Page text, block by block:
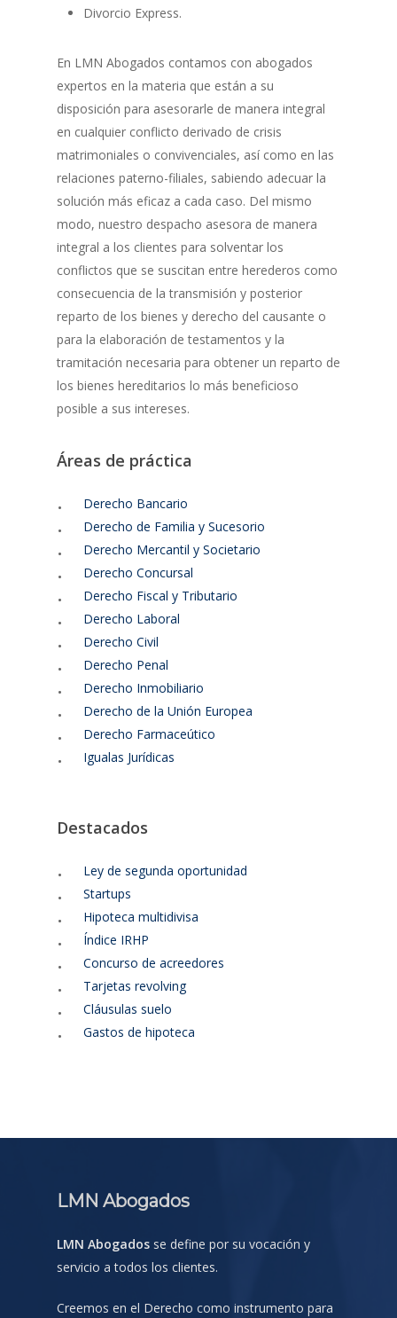
Divorcio Express.
En LMN Abogados contamos con abogados
expertos en la materia que están a su
disposición para asesorarle de manera integral
en cualquier conflicto derivado de crisis
matrimoniales o convivenciales, así como en las
relaciones paterno-filiales, sabiendo adecuar la
solución más eficaz a cada caso. Del mismo
modo, nuestro despacho asesora de manera
integral a los clientes para solventar los
conflictos que se suscitan entre herederos como
consecuencia de la transmisión y posterior
reparto de los bienes y derecho del causante o
para la elaboración de testamentos y la
tramitación necesaria para obtener un reparto de
los bienes hereditarios lo más beneficioso
posible a sus intereses.
Áreas de práctica
Derecho Bancario
Derecho de Familia y Sucesorio
Derecho Mercantil y Societario
Derecho Concursal
Derecho Fiscal y Tributario
Derecho Laboral
Derecho Civil
Derecho Penal
Derecho Inmobiliario
Derecho de la Unión Europea
Derecho Farmaceútico
Igualas Jurídicas
Destacados
Ley de segunda oportunidad
Startups
Hipoteca multidivisa
Índice IRHP
Concurso de acreedores
Tarjetas revolving
Cláusulas suelo
Gastos de hipoteca
LMN Abogados
LMN Abogados se define por su vocación y
servicio a todos los clientes.
Creemos en el Derecho como instrumento para